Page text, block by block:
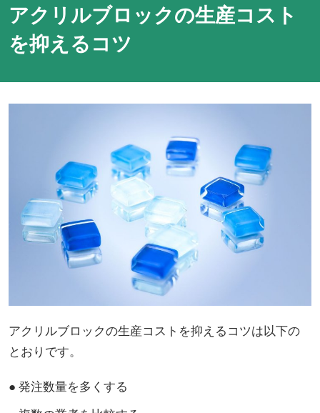
アクリルブロックの生産コスト
を抑えるコツ
アクリルブロックの生産コストを抑えるコツは以下の
とおりです。
● 発注数量を多くする